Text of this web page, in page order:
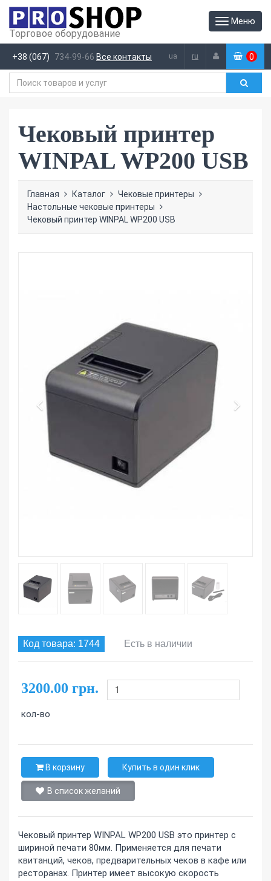
Меню
Торговое оборудование
+38 (067) 734-99-66 Все контакты ua ru (0 )
Чековый принтер
WINPAL WP200 USB
Главная Каталог
Чековые принтеры
Настольные чековые принтеры
Чековый принтер WINPAL WP200 USB
Код товара: 1744 Есть в наличии
3200.00 грн.
кол-во
В корзину Купить в один клик
В список желаний
Чековый принтер WINPAL WP200 USB это принтер с
шириной печати 80мм. Применяется для печати
квитанций, чеков, предварительных чеков в кафе или
ресторанах. Принтер имеет высокую скорость